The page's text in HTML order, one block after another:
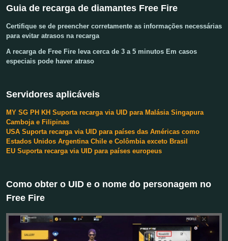
Guia de recarga de diamantes Free Fire
Certifique se de preencher corretamente as informações necessárias
para evitar atrasos na recarga
A recarga de Free Fire leva cerca de 3 a 5 minutos Em casos
especiais pode haver atraso
Servidores aplicáveis
MY SG PH KH Suporta recarga via UID para Malásia Singapura
Camboja e Filipinas
USA Suporta recarga via UID para países das Américas como
Estados Unidos Argentina Chile e Colômbia exceto Brasil
EU Suporta recarga via UID para países europeus
Como obter o UID e o nome do personagem no
Free Fire